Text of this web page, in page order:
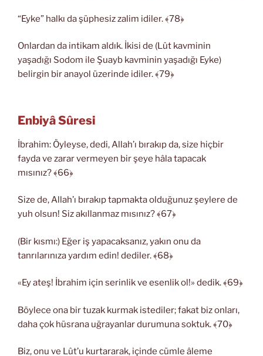
“Eyke” halkı da şüphesiz zalim idiler. ﴾78﴿
Onlardan da intikam aldık. İkisi de (Lût kavminin
yaşadığı Sodom ile Şuayb kavminin yaşadığı Eyke)
belirgin bir anayol üzerinde idiler. ﴾79﴿
Enbiyâ Sûresi
İbrahim: Öyleyse, dedi, Allah’ı bırakıp da, size hiçbir
fayda ve zarar vermeyen bir şeye hâla tapacak
mısınız? ﴾66﴿
Size de, Allah’ı bırakıp tapmakta olduğunuz şeylere de
yuh olsun! Siz akıllanmaz mısınız? ﴾67﴿
(Bir kısmı:) Eğer iş yapacaksanız, yakın onu da
tanrılarınıza yardım edin! dediler. ﴾68﴿
«Ey ateş! İbrahim için serinlik ve esenlik ol!» dedik. ﴾69﴿
Böylece ona bir tuzak kurmak istediler; fakat biz onları,
daha çok hüsrana uğrayanlar durumuna soktuk. ﴾70﴿
Biz, onu ve Lût’u kurtararak, içinde cümle âleme